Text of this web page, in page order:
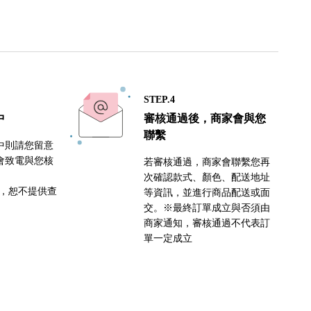
則請您留意
致電與您核
恕不提供查
STEP.4
審核通過後，商家會與您
聯繫
若審核通過，商家會聯繫您再
次確認款式、顏色、配送地址
等資訊，並進行商品配送或面
交。※最終訂單成立與否須由
商家通知，審核通過不代表訂
單一定成立